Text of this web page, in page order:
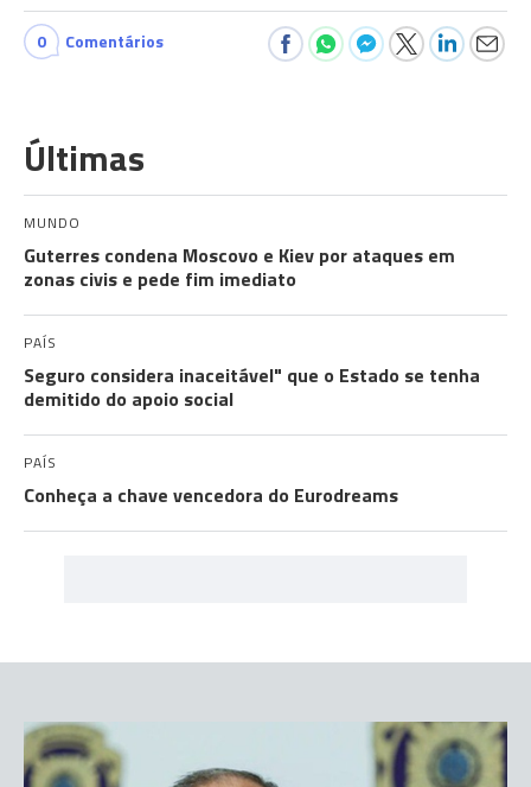
0 Comentários
Últimas
MUNDO
Guterres condena Moscovo e Kiev por ataques em
zonas civis e pede fim imediato
PAÍS
Seguro considera inaceitável" que o Estado se tenha
demitido do apoio social
PAÍS
Conheça a chave vencedora do Eurodreams